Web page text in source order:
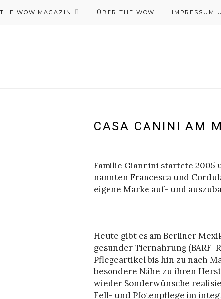
THE WOW MAGAZIN ÜBER THE WOW IMPRESSUM
CASA CANINI AM
Familie Giannini startete 2005
nannten Francesca und
eigene Marke auf- und
Heute gibt es am Berliner
gesunder Tiernahrung
Pflegeartikel bis hin zu nach
besondere Nähe zu ihren
wieder Sonderwünsche
Fell- und Pfotenpflege im